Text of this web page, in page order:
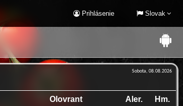
Slovak
Prihlásenie
Sobota, 08.08.2026
Olovrant Aler. Hm.